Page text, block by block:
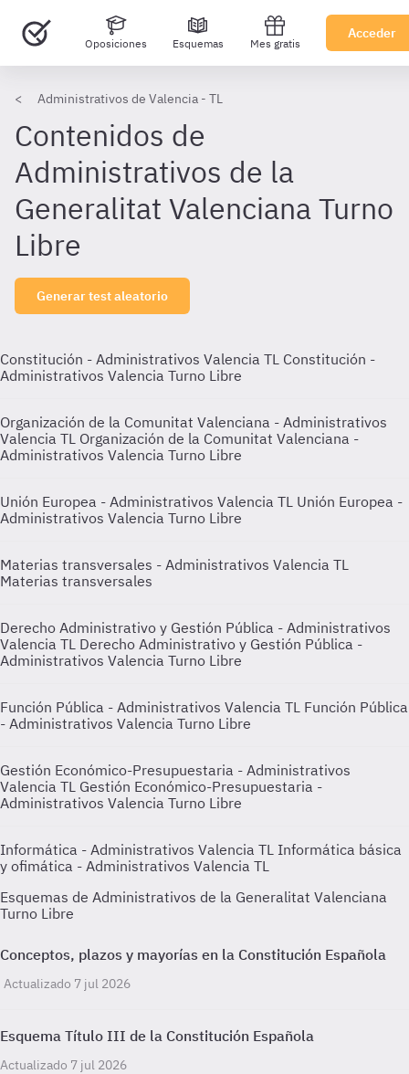
Oposiciones Esquemas Mes gratis
Acceder
Administrativos de Valencia - TL
Contenidos de
Administrativos de la
Generalitat Valenciana Turno
Libre
Generar test aleatorio
Constitución - Administrativos Valencia TL Constitución -
Administrativos Valencia Turno Libre
Organización de la Comunitat Valenciana - Administrativos
Valencia TL Organización de la Comunitat Valenciana -
Administrativos Valencia Turno Libre
Unión Europea - Administrativos Valencia TL Unión Europea -
Administrativos Valencia Turno Libre
Materias transversales - Administrativos Valencia TL
Materias transversales
Derecho Administrativo y Gestión Pública - Administrativos
Valencia TL Derecho Administrativo y Gestión Pública -
Administrativos Valencia Turno Libre
Función Pública - Administrativos Valencia TL Función Pública
- Administrativos Valencia Turno Libre
Gestión Económico-Presupuestaria - Administrativos
Valencia TL Gestión Económico-Presupuestaria -
Administrativos Valencia Turno Libre
Informática - Administrativos Valencia TL Informática básica
y ofimática - Administrativos Valencia TL
Esquemas de Administrativos de la Generalitat Valenciana
Turno Libre
Conceptos, plazos y mayorías en la Constitución Española
Actualizado 7 jul 2026
Esquema Título III de la Constitución Española
Actualizado 7 jul 2026